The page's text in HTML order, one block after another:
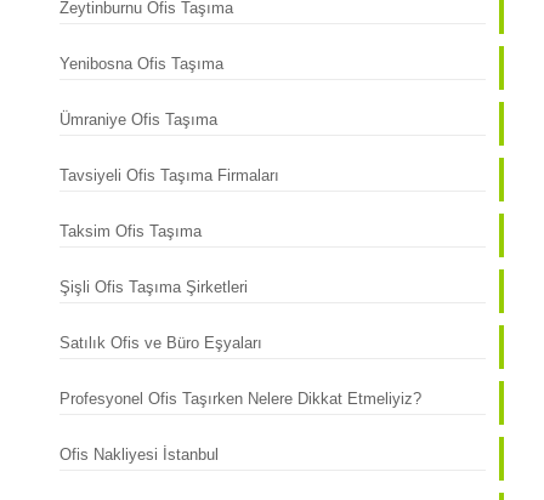
Zeytinburnu Ofis Taşıma
Yenibosna Ofis Taşıma
Ümraniye Ofis Taşıma
Tavsiyeli Ofis Taşıma Firmaları
Taksim Ofis Taşıma
Şişli Ofis Taşıma Şirketleri
Satılık Ofis ve Büro Eşyaları
Profesyonel Ofis Taşırken Nelere Dikkat Etmeliyiz?
Ofis Nakliyesi İstanbul